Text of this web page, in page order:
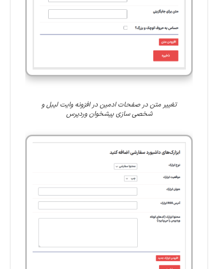
تغییر متن در صفحات ادمین در افزونه وایت ‌لیبل و
شخصی ‌سازی پیشخوان وردپرس